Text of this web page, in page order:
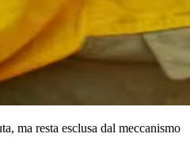
ma resta esclusa dal meccanismo